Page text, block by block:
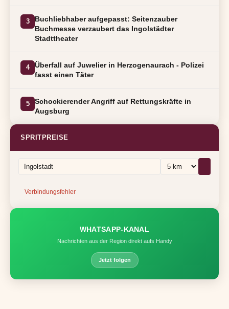
3
Buchliebhaber aufgepasst: Seitenzauber
Buchmesse verzaubert das Ingolstädter
Stadttheater
4
Überfall auf Juwelier in Herzogenaurach - Polizei
fasst einen Täter
5
Schockierender Angriff auf Rettungskräfte in
Augsburg
SPRITPREISE
Verbindungsfehler
WHATSAPP-KANAL
Nachrichten aus der Region direkt aufs Handy
Jetzt folgen